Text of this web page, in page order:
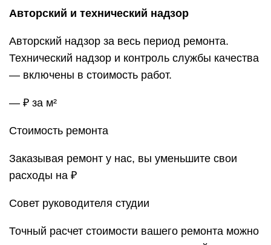
Авторский и технический надзор
Авторский надзор за весь период ремонта.
Технический надзор и контроль службы качества
— включены в стоимость работ.
— ₽ за м²
Стоимость ремонта
Заказывая ремонт у нас, вы уменьшите свои
расходы на ₽
Совет руководителя студии
Точный расчет стоимости вашего ремонта можно